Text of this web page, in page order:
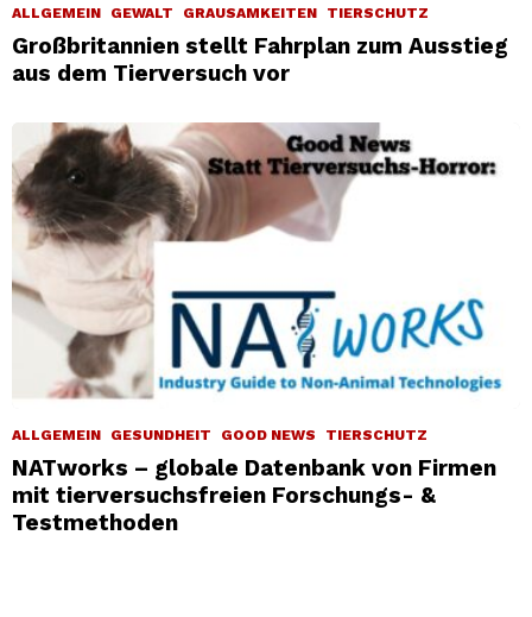
ALLGEMEIN GEWALT GRAUSAMKEITEN TIERSCHUTZ
Großbritannien stellt Fahrplan zum Ausstieg
aus dem Tierversuch vor
ALLGEMEIN GESUNDHEIT GOOD NEWS TIERSCHUTZ
NATworks – globale Datenbank von Firmen
mit tierversuchsfreien Forschungs- &
Testmethoden